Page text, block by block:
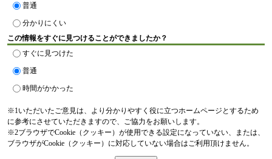
普通
分かりにくい
この情報をすぐに見つけることができましたか？
すぐに見つけた
普通
時間がかかった
※1いただいたご意見は、より分かりやすく役に立つホームページとするため
に参考にさせていただきますので、ご協力をお願いします。
※2ブラウザでCookie（クッキー）が使用できる設定になっていない、または、
ブラウザがCookie（クッキー）に対応していない場合はご利用頂けません。